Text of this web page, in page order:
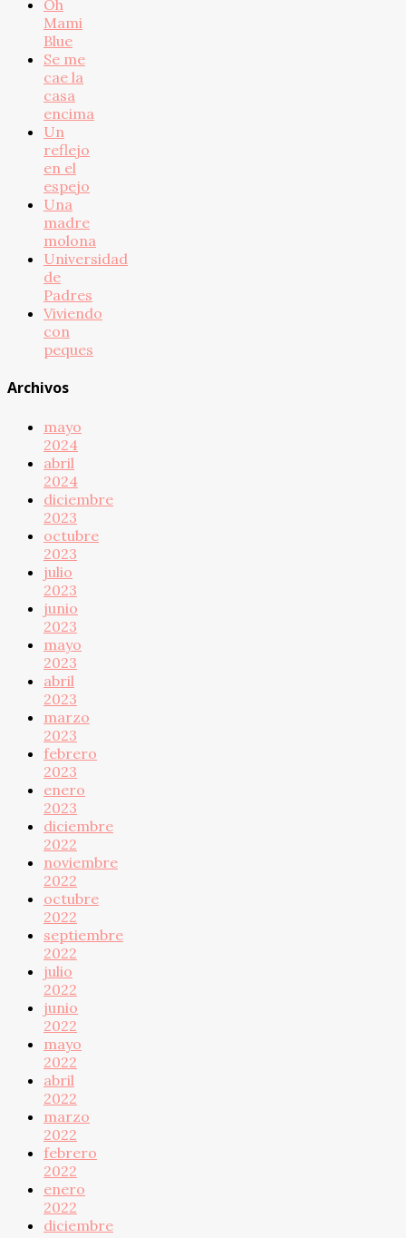
Oh
Mami
Blue
Se me
cae la
casa
encima
Un
reflejo
en el
espejo
Una
madre
molona
Universidad
de
Padres
Viviendo
con
peques
Archivos
mayo
2024
abril
2024
diciembre
2023
octubre
2023
julio
2023
junio
2023
mayo
2023
abril
2023
marzo
2023
febrero
2023
enero
2023
diciembre
2022
noviembre
2022
octubre
2022
septiembre
2022
julio
2022
junio
2022
mayo
2022
abril
2022
marzo
2022
febrero
2022
enero
2022
diciembre